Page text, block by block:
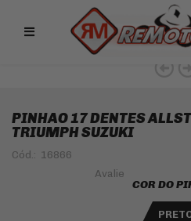
Remotox
10% OFF NO PIX
PINHAO 17 DENTES
TRIUMPH SUZUKI
Cód.: 16866
COR DO